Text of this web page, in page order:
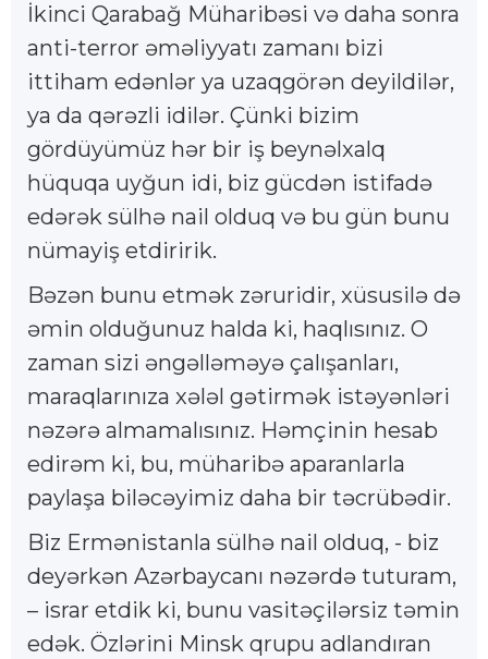
İkinci Qarabağ Müharibəsi və daha sonra
anti-terror əməliyyatı zamanı bizi
ittiham edənlər ya uzaqgörən deyildilər,
ya da qərəzli idilər. Çünki bizim
gördüyümüz hər bir iş beynəlxalq
hüquqa uyğun idi, biz gücdən istifadə
edərək sülhə nail olduq və bu gün bunu
nümayiş etdiririk.
Bəzən bunu etmək zəruridir, xüsusilə də
əmin olduğunuz halda ki, haqlısınız. O
zaman sizi əngəlləməyə çalışanları,
maraqlarınıza xələl gətirmək istəyənləri
nəzərə almamalısınız. Həmçinin hesab
edirəm ki, bu, müharibə aparanlarla
paylaşa biləcəyimiz daha bir təcrübədir.
Biz Ermənistanla sülhə nail olduq, - biz
deyərkən Azərbaycanı nəzərdə tuturam,
– israr etdik ki, bunu vasitəçilərsiz təmin
edək. Özlərini Minsk qrupu adlandıran